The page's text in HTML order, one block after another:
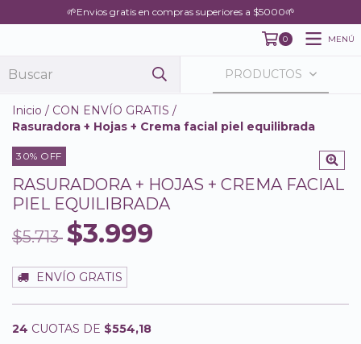
🌱Envios gratis en compras superiores a $5000🌱
0 MENÚ
PRODUCTOS
Inicio / CON ENVÍO GRATIS /
Rasuradora + Hojas + Crema facial piel equilibrada
30% OFF
RASURADORA + HOJAS + CREMA FACIAL
PIEL EQUILIBRADA
$5.713 $3.999
ENVÍO GRATIS
24 CUOTAS DE $554,18